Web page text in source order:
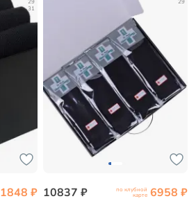
29
31
1848 ₽
29
10837 ₽ по клубной
карте 6958 ₽